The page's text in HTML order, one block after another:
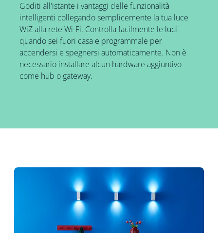
Goditi all'istante i vantaggi delle funzionalità
intelligenti collegando semplicemente la tua luce
WiZ alla rete Wi-Fi. Controlla facilmente le luci
quando sei fuori casa e programmale per
accendersi e spegnersi automaticamente. Non è
necessario installare alcun hardware aggiuntivo
come hub o gateway.